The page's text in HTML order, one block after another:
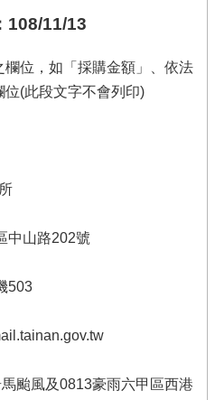
108/11/13
位，如「採購金額」、依法
(此段文字不會列印)
中山路202號
503
颱風及0813豪雨六甲區西港